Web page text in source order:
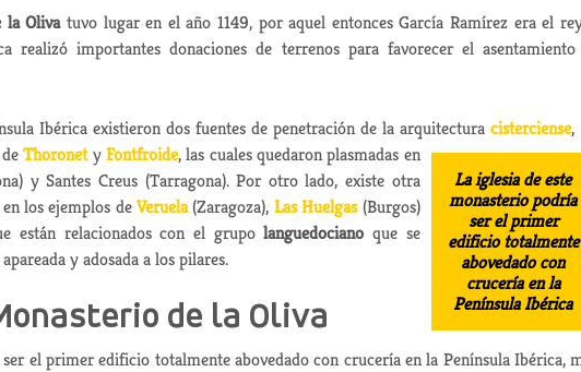
la Olivatuvo lugar en el año 1149, por aquel entonces García Ramírez era el
realizó importantes donaciones de terrenos para favorecer el
Ibérica existieron dos fuentes de penetración de la arquitecturacisterciense,
La iglesia de este
monasterio podría
ser el primer
edificio totalmente
abovedado con
crucería en la
Península Ibérica
deThoronetyFontfroide, las cuales quedaron plasmadas en
y Santes Creus (Tarragona). Por otro lado, existe otra
los ejemplos deVeruela(Zaragoza), Las Huelgas(Burgos)
están relacionados con el grupolanguedociano que se
y adosada a los pilares.
de la Oliva
el primer edificio totalmente abovedado con crucería en la Península Ibérica,